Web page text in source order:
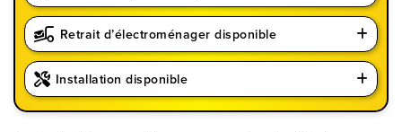
Retrait d’électroménager disponible
Installation disponible